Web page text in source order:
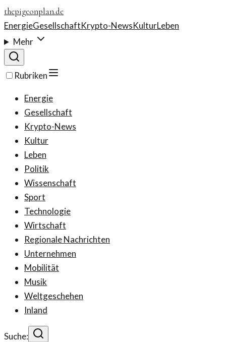
thepigeonplan.de
EnergieGesellschaftKrypto-NewsKulturLeben
Mehr
Rubriken
Energie
Gesellschaft
Krypto-News
Kultur
Leben
Politik
Wissenschaft
Sport
Technologie
Wirtschaft
Regionale Nachrichten
Unternehmen
Mobilität
Musik
Weltgeschehen
Inland
Suche: